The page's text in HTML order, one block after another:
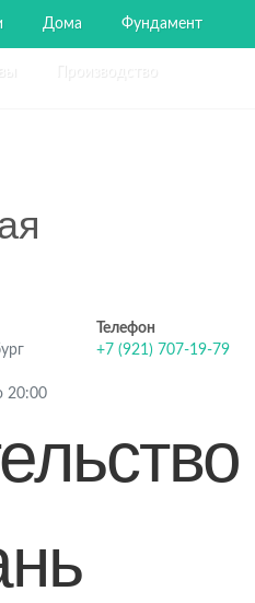
Дома Фундамент
Телефон
+7 (921) 707-19-79
20:00